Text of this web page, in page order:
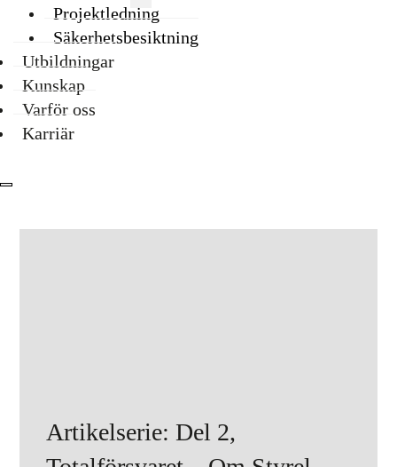
Projektledning
Säkerhetsbesiktning
Utbildningar
Kunskap
Varför oss
Karriär
Artikelserie: Del 2,